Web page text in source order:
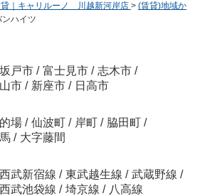
貸｜キャリルーノ 川越新河岸店 > (賃貸)地域か
ハイツ
坂戸市 / 富士見市 / 志木市 /
市 / 新座市 / 日高市
場 / 仙波町 / 岸町 / 脇田町 /
/ 大字藤間
西武新宿線 / 東武越生線 / 武蔵野線 /
西武池袋線 / 埼京線 / 八高線